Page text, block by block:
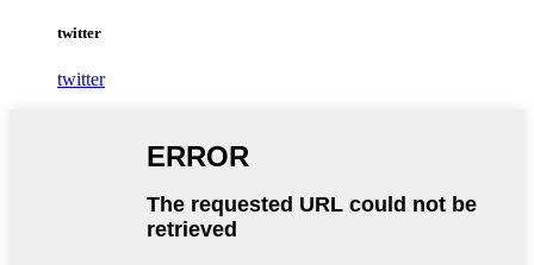
twitter
twitter